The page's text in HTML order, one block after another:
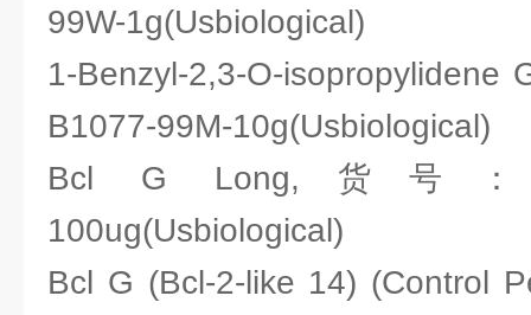
99W-1g(Usbiological)
1-Benzyl-2,3-O-isopropylidene
B1077-99M-10g(Usbiological)
Bcl G Long,货号：
100ug(Usbiological)
Bcl G (Bcl-2-like 14) (Control